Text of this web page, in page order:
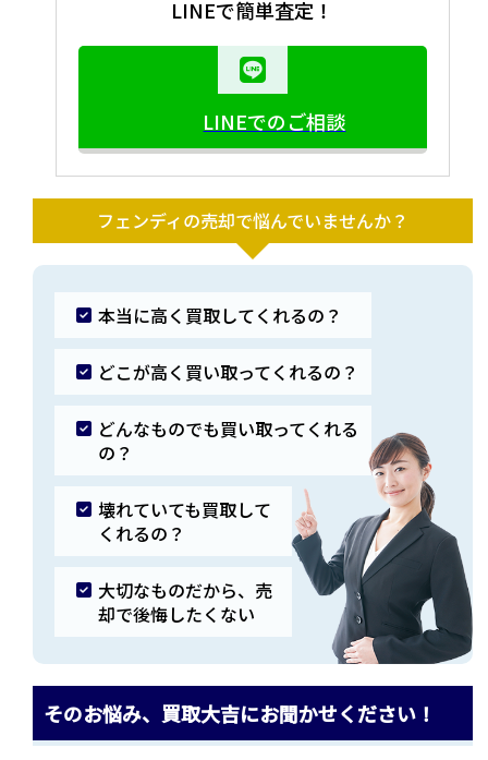
LINEで簡単査定！
LINEでのご相談
フェンディの売却で悩んでいませんか？
本当に高く買取してくれるの？
どこが高く買い取ってくれるの？
どんなものでも買い取ってくれる
の？
壊れていても買取して
くれるの？
大切なものだから、売
却で後悔したくない
そのお悩み、買取大吉にお聞かせください！